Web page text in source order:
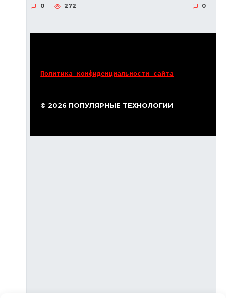
0 272 0
Политика конфиденциальности сайта
© 2026 ПОПУЛЯРНЫЕ ТЕХНОЛОГИИ